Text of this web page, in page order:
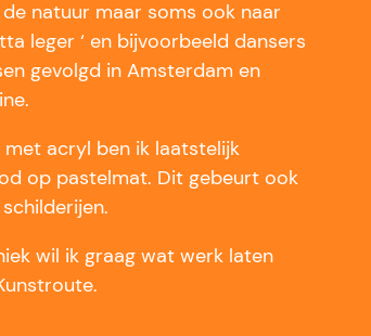
natuur maar soms ook naar
leger ‘ en bijvoorbeeld dansers
gevolgd in Amsterdam en
acryl ben ik laatstelijk
op pastelmat. Dit gebeurt ook
wil ik graag wat werk laten